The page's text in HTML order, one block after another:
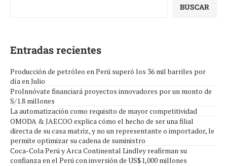
BUSCAR
Entradas recientes
Producción de petróleo en Perú superó los 36 mil barriles por
día en Julio
ProInnóvate financiará proyectos innovadores por un monto de
S/1.8 millones
La automatización como requisito de mayor competitividad
OMODA & JAECOO explica cómo el hecho de ser una filial
directa de su casa matriz, y no un representante o importador, le
permite optimizar su cadena de suministro
Coca-Cola Perú y Arca Continental Lindley reafirman su
confianza en el Perú con inversión de US$1,000 millones